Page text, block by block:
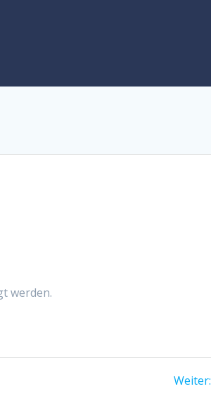
werden.
Weiter: